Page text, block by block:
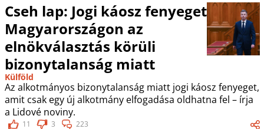
Cseh lap: Jogi káosz fenyeget
Magyarországon az
elnökválasztás körüli
bizonytalanság miatt
Külföld
Az alkotmányos bizonytalanság miatt jogi káosz fenyeget,
amit csak egy új alkotmány elfogadása oldhatna fel – írja
a Lidové noviny.
11 3 223